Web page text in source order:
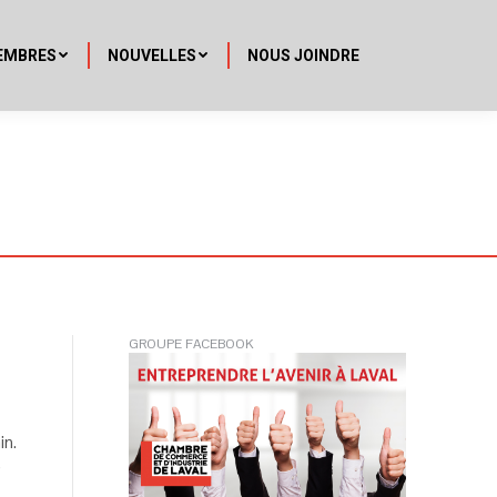
NOUVELLES NOUS JOINDRE
GROUPE FACEBOOK